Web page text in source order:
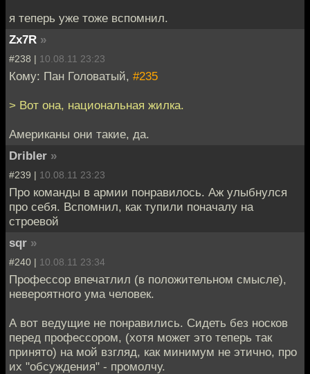
я теперь уже тоже вспомнил.
Zx7R »
#238 | 10.08.11 23:23
Кому: Пан Головатый, #235
> Вот она, национальная жилка.
Американы они такие, да.
Dribler »
#239 | 10.08.11 23:23
Про команды в армии понравилось. Аж улыбнулся
про себя. Вспомнил, как тупили поначалу на
строевой
sqr »
#240 | 10.08.11 23:34
Профессор впечатлил (в положительном смысле),
невероятного ума человек.
А вот ведущие не понравились. Сидеть без носков
перед профессором, (хотя может это теперь так
принято) на мой взгляд, как минимум не этично, про
их "обсуждения" - промолчу.